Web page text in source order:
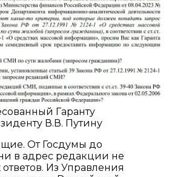
Гаранту
В.В. Путину
От Госдумы до
в адрес редакции не
Из Управления